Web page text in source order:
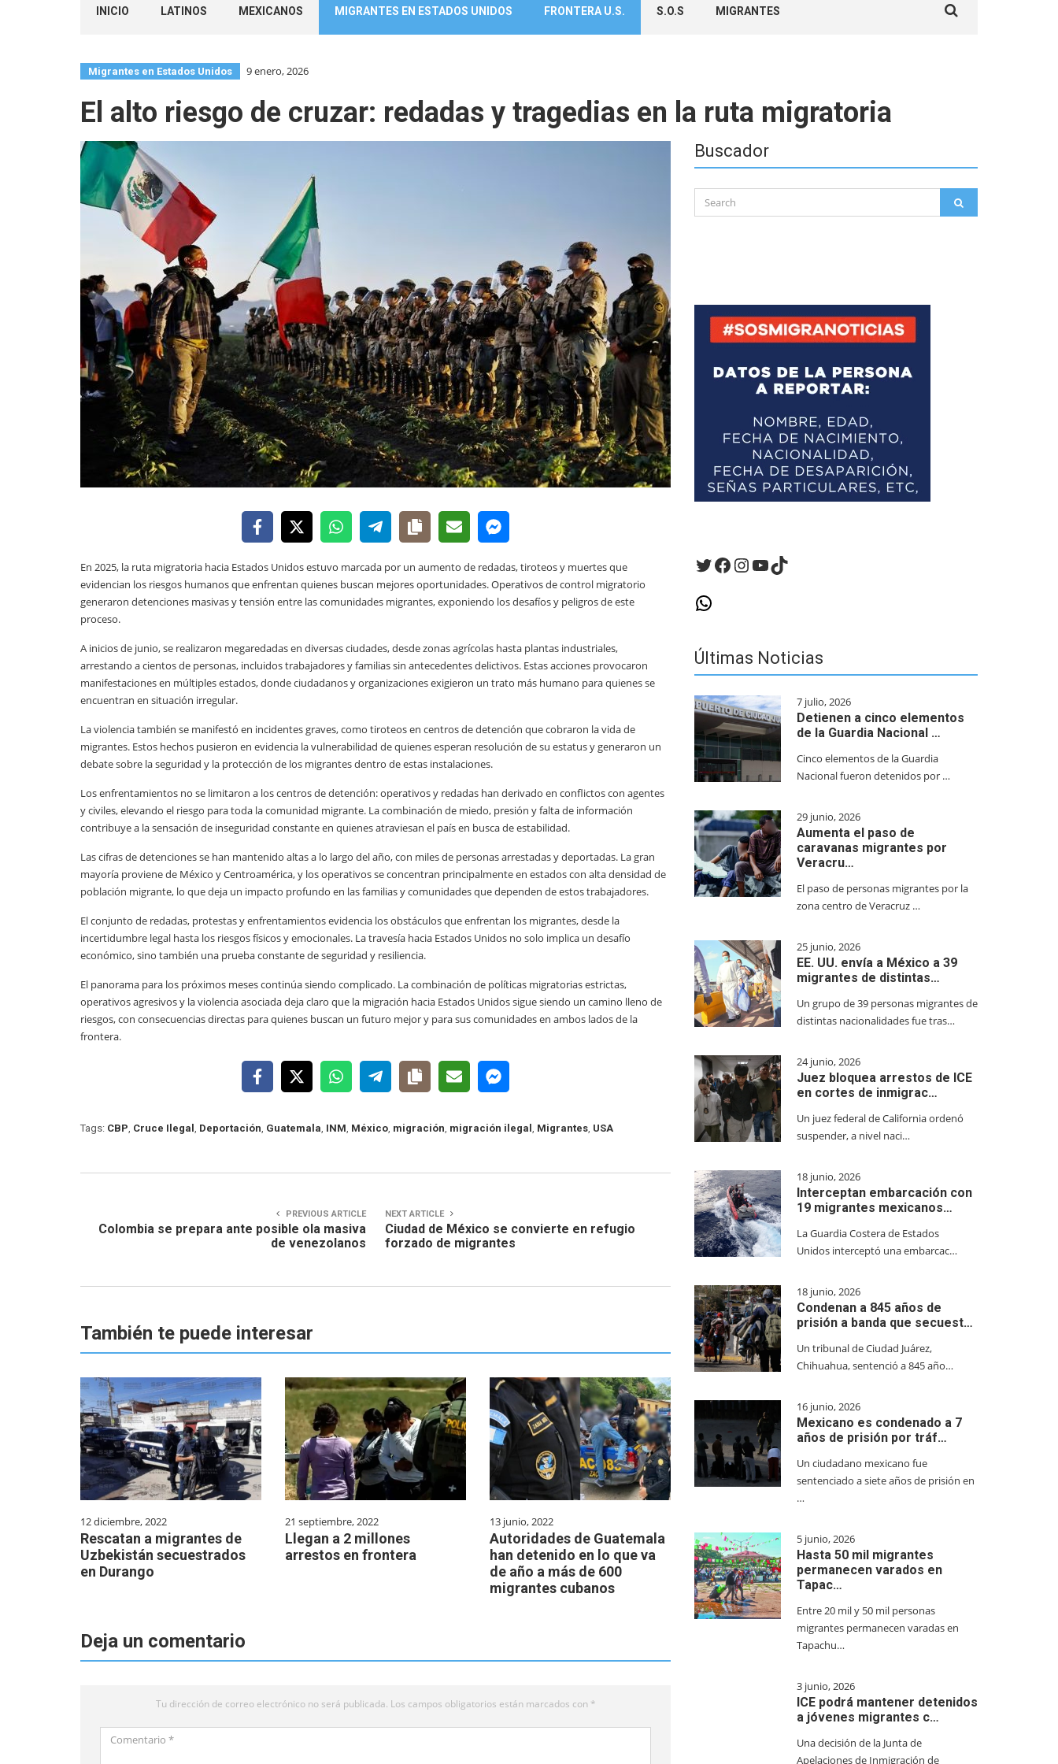
INICIO LATINOS MEXICANOS MIGRANTES EN ESTADOS UNIDOS FRONTERA U.S. S.O.S MIGRANTES
for:
Migrantes en Estados Unidos 9 enero, 2026
El alto riesgo de cruzar: redadas y tragedias en la ruta migratoria
En 2025, la ruta migratoria hacia Estados Unidos estuvo marcada por un aumento de redadas, tiroteos y muertes que
evidencian los riesgos humanos que enfrentan quienes buscan mejores oportunidades. Operativos de control migratorio
generaron detenciones masivas y tensión entre las comunidades migrantes, exponiendo los desafíos y peligros de este
proceso.
A inicios de junio, se realizaron megaredadas en diversas ciudades, desde zonas agrícolas hasta plantas industriales,
arrestando a cientos de personas, incluidos trabajadores y familias sin antecedentes delictivos. Estas acciones provocaron
manifestaciones en múltiples estados, donde ciudadanos y organizaciones exigieron un trato más humano para quienes se
encuentran en situación irregular.
La violencia también se manifestó en incidentes graves, como tiroteos en centros de detención que cobraron la vida de
migrantes. Estos hechos pusieron en evidencia la vulnerabilidad de quienes esperan resolución de su estatus y generaron un
debate sobre la seguridad y la protección de los migrantes dentro de estas instalaciones.
Los enfrentamientos no se limitaron a los centros de detención: operativos y redadas han derivado en conflictos con agentes
y civiles, elevando el riesgo para toda la comunidad migrante. La combinación de miedo, presión y falta de información
contribuye a la sensación de inseguridad constante en quienes atraviesan el país en busca de estabilidad.
Las cifras de detenciones se han mantenido altas a lo largo del año, con miles de personas arrestadas y deportadas. La gran
mayoría proviene de México y Centroamérica, y los operativos se concentran principalmente en estados con alta densidad de
población migrante, lo que deja un impacto profundo en las familias y comunidades que dependen de estos trabajadores.
El conjunto de redadas, protestas y enfrentamientos evidencia los obstáculos que enfrentan los migrantes, desde la
incertidumbre legal hasta los riesgos físicos y emocionales. La travesía hacia Estados Unidos no solo implica un desafío
económico, sino también una prueba constante de seguridad y resiliencia.
El panorama para los próximos meses continúa siendo complicado. La combinación de políticas migratorias estrictas,
operativos agresivos y la violencia asociada deja claro que la migración hacia Estados Unidos sigue siendo un camino lleno de
riesgos, con consecuencias directas para quienes buscan un futuro mejor y para sus comunidades en ambos lados de la
frontera.
Tags: CBP Cruce Ilegal Deportación Guatemala INM México migración migración ilegal Migrantes USA
PREVIOUS ARTICLE
Colombia se prepara ante posible ola masiva
de venezolanos
NEXT ARTICLE
Ciudad de México se convierte en refugio
forzado de migrantes
También te puede interesar
12 diciembre, 2022
Rescatan a migrantes de
Uzbekistán secuestrados
en Durango
21 septiembre, 2022
Llegan a 2 millones
arrestos en frontera
13 junio, 2022
Autoridades de Guatemala
han detenido en lo que va
de año a más de 600
migrantes cubanos
Deja un comentario
Tu dirección de correo electrónico no será publicada. Los campos obligatorios están marcados con *
Comentario
Buscador
for:
Twitter
Facebook
Instagram
YouTube
TikTok
WhatsApp
Últimas Noticias
7 julio, 2026
Detienen a cinco elementos
de la Guardia Nacional …
Cinco elementos de la Guardia
Nacional fueron detenidos por …
29 junio, 2026
Aumenta el paso de
caravanas migrantes por
Veracru…
El paso de personas migrantes por la
zona centro de Veracruz …
25 junio, 2026
EE. UU. envía a México a 39
migrantes de distintas…
Un grupo de 39 personas migrantes de
distintas nacionalidades fue tras…
24 junio, 2026
Juez bloquea arrestos de ICE
en cortes de inmigrac…
Un juez federal de California ordenó
suspender, a nivel naci…
18 junio, 2026
Interceptan embarcación con
19 migrantes mexicanos…
La Guardia Costera de Estados
Unidos interceptó una embarcac…
18 junio, 2026
Condenan a 845 años de
prisión a banda que secuest…
Un tribunal de Ciudad Juárez,
Chihuahua, sentenció a 845 año…
16 junio, 2026
Mexicano es condenado a 7
años de prisión por tráf…
Un ciudadano mexicano fue
sentenciado a siete años de prisión en
…
5 junio, 2026
Hasta 50 mil migrantes
permanecen varados en
Tapac…
Entre 20 mil y 50 mil personas
migrantes permanecen varadas en
Tapachu…
3 junio, 2026
ICE podrá mantener detenidos
a jóvenes migrantes c…
Una decisión de la Junta de
Apelaciones de Inmigración de